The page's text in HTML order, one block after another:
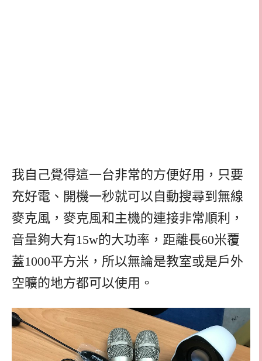
我自己覺得這一台非常的方便好用，只要
充好電、開機一秒就可以自動搜尋到無線
麥克風，麥克風和主機的連接非常順利，
音量夠大有15w的大功率，距離長60米覆
蓋1000平方米，所以無論是教室或是戶外
空曠的地方都可以使用。